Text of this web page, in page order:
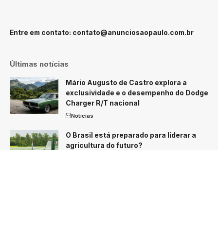
Entre em contato: contato@anunciosaopaulo.com.br
Últimas notícias
Mário Augusto de Castro explora a
exclusividade e o desempenho do Dodge
Charger R/T nacional
Notícias
O Brasil está preparado para liderar a
agricultura do futuro?